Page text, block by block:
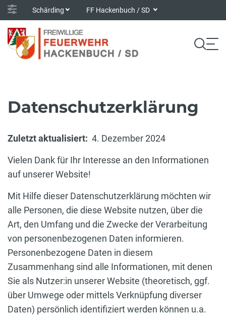
Schärding FF Hackenbuch / SD
Datenschutzerklärung
Zuletzt aktualisiert: 4. Dezember 2024
Vielen Dank für Ihr Interesse an den Informationen
auf unserer Website!
Mit Hilfe dieser Datenschutzerklärung möchten wir
alle Personen, die diese Website nutzen, über die
Art, den Umfang und die Zwecke der Verarbeitung
von personenbezogenen Daten informieren.
Personenbezogene Daten in diesem
Zusammenhang sind alle Informationen, mit denen
Sie als Nutzer:in unserer Website (theoretisch, ggf.
über Umwege oder mittels Verknüpfung diverser
Daten) persönlich identifiziert werden können u.a.